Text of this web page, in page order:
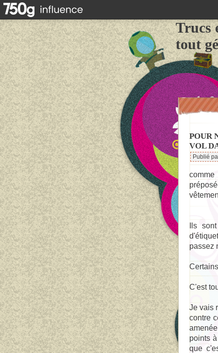
Trucs
tout
POUR
VOL
Publié
Ils
passez
C'est
Je vais
contre
points
que